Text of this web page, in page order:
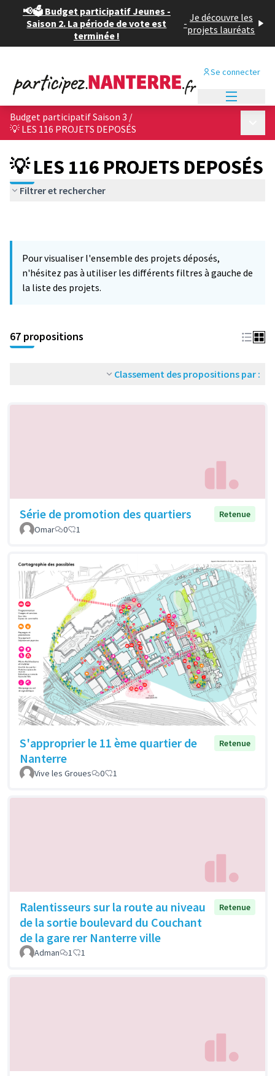
📢🗳️ Budget participatif Jeunes -
Saison 2. La période de vote est
terminée !
- Je découvre les
projets lauréats
Se connecter
Budget participatif Saison 3 /
💡 LES 116 PROJETS DEPOSÉS
💡 LES 116 PROJETS DEPOSÉS
Filtrer et rechercher
Pour visualiser l'ensemble des projets déposés,
n'hésitez pas à utiliser les différents filtres à gauche de
la liste des projets.
67 propositions
Classement des propositions par :
Série de promotion des quartiers
Retenue
Omar
0 1
S'approprier le 11 ème quartier de
Nanterre
Retenue
Vive les Groues 0 1
Ralentisseurs sur la route au niveau
de la sortie boulevard du Couchant
de la gare rer Nanterre ville
Retenue
Adman 1 1